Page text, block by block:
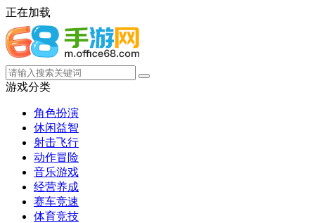
正在加载
游戏分类
角色扮演
休闲益智
射击飞行
动作冒险
音乐游戏
经营养成
赛车竞速
体育竞技